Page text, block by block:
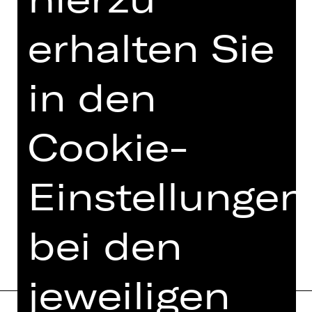
TERMINE UND BESETZUNG
VIDEO/AUDIO
FOTOS
PRESSESTIMMEN
MEHR DAZU IM DIGITALEN
FUNDUS
PROGRAMMHEFT
erhalten Sie
in den
Cookie-
Einstellungen
bei den
jeweiligen